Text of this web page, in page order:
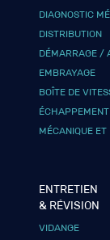
DIAGNOSTIC
DISTRIBUTION
DÉMARRAGE /
EMBRAYAGE
BOÎTE DE
ÉCHAPPEMENT
MÉCANIQUE
ENTRETIEN
& RÉVISION
VIDANGE